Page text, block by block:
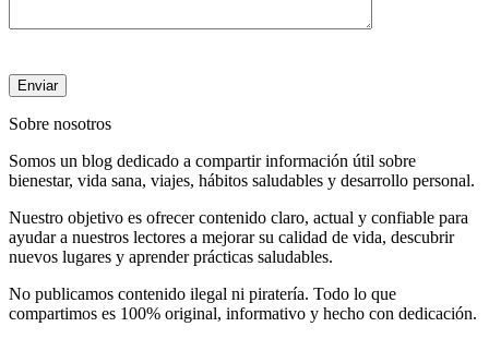
Sobre nosotros
Somos un blog dedicado a compartir información útil sobre
bienestar, vida sana, viajes, hábitos saludables y desarrollo personal.
Nuestro objetivo es ofrecer contenido claro, actual y confiable para
ayudar a nuestros lectores a mejorar su calidad de vida, descubrir
nuevos lugares y aprender prácticas saludables.
No publicamos contenido ilegal ni piratería. Todo lo que
compartimos es 100% original, informativo y hecho con dedicación.